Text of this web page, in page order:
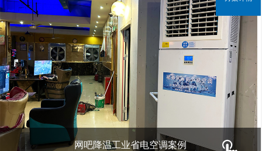
网吧降温工业省电空调案例